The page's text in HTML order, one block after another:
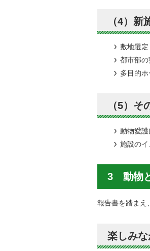
（4）
敷地選
都市部
多目的
（5）そ
動物愛
施設の
3 動物
報告書を踏まえ
楽しみ